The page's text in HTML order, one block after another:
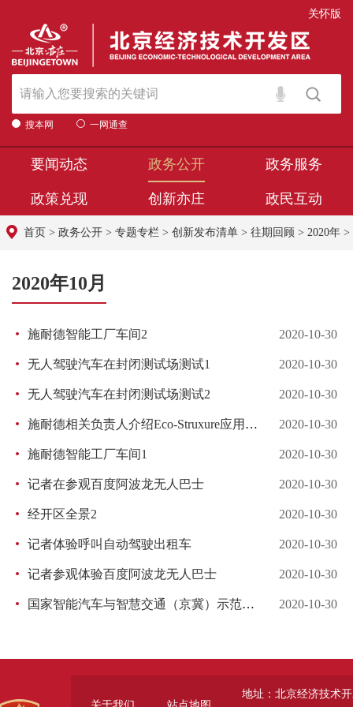
关怀版
搜本网 一网通查
要闻动态 政务公开 政务服务
政策兑现 创新亦庄 政民互动
首页 > 政务公开 > 专题专栏 > 创新发布清单 > 往期回顾 > 2020年 >
2020年10月
施耐德智能工厂车间2 2020-10-30
无人驾驶汽车在封闭测试场测试1 2020-10-30
无人驾驶汽车在封闭测试场测试2 2020-10-30
施耐德相关负责人介绍Eco-Struxure应用场景 2020-10-30
施耐德智能工厂车间1 2020-10-30
记者在参观百度阿波龙无人巴士 2020-10-30
经开区全景2 2020-10-30
记者体验呼叫自动驾驶出租车 2020-10-30
记者参观体验百度阿波龙无人巴士 2020-10-30
国家智能汽车与智慧交通（京冀）示范区亦庄基地沙盘 2020-10-30
地址：北京经济技术